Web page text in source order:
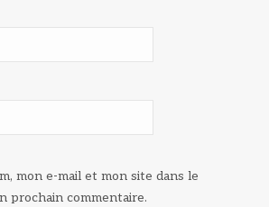
mon e-mail et mon site dans le
prochain commentaire.